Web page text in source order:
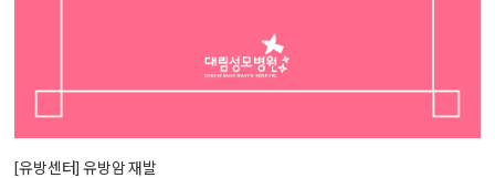
[유방센터] 유방암 재발